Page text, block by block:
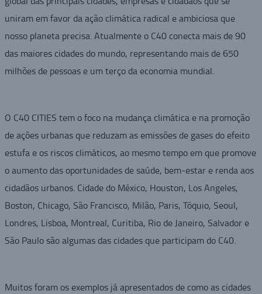
uniram em favor da ação climática radical e ambiciosa que
nosso planeta precisa. Atualmente o C40 conecta mais de 90
das maiores cidades do mundo, representando mais de 650
milhões de pessoas e um terço da economia mundial.
O C40 CITIES tem o foco na mudança climática e na promoção
de ações urbanas que reduzam as emissões de gases do efeito
estufa e os riscos climáticos, ao mesmo tempo em que promove
o aumento das oportunidades de saúde, bem-estar e renda aos
cidadãos urbanos. Cidade do México, Houston, Los Angeles,
Boston, Chicago, São Francisco, Milão, Paris, Tóquio, Seoul,
Londres, Lisboa, Montreal, Curitiba, Rio de Janeiro, Salvador e
São Paulo são algumas das cidades que participam do C40.
Muitos foram os exemplos já apresentados de como as cidades